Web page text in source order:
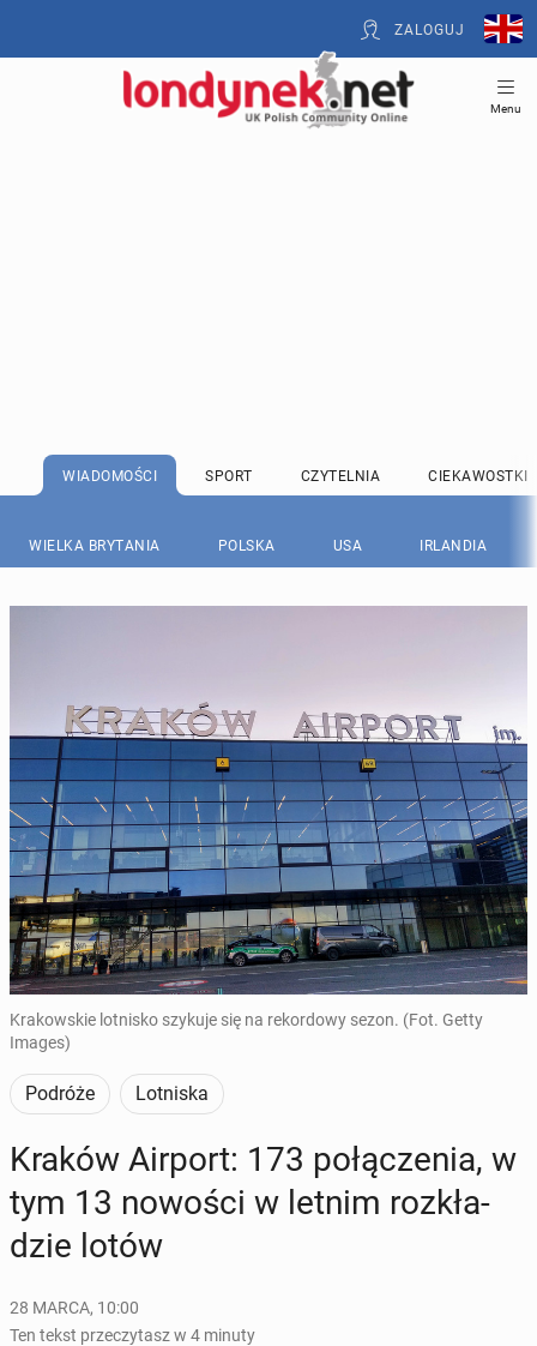
ZALOGUJ
Menu
WIADOMOŚCI SPORT CZYTELNIA CIEKAWOSTKI
WIELKA BRYTANIA POLSKA USA IRLANDIA
Krakowskie lotnisko szykuje się na rekordowy sezon. (Fot. Getty
Images)
Podróże Lotniska
Kraków Airport: 173 po­łą­cze­nia, w
tym 13 nowości w letnim roz­kła­
dzie lotów
28 MARCA, 10:00
Ten tekst przeczytasz w 4 minuty